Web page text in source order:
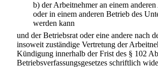
b) der Arbeitnehmer an einem
oder in einem anderen Betrieb des
werden kann
und der Betriebsrat oder eine andere nach
insoweit zuständige Vertretung der
Kündigung innerhalb der Frist des § 102
Betriebsverfassungsgesetzes schriftlich